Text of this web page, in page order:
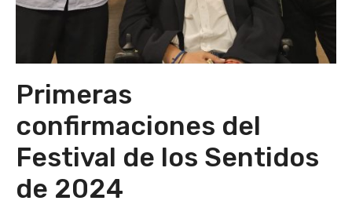
Primeras
confirmaciones del
Festival de los Sentidos
de 2024